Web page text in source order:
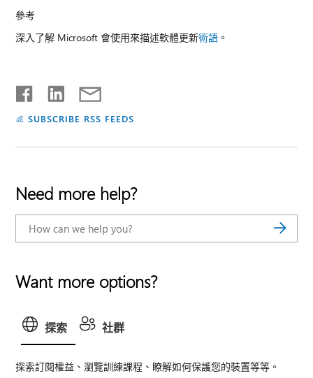
參考
深入了解 Microsoft 會使用來描述軟體更新術語 。
SUBSCRIBE RSS FEEDS
Need more help?
Want more options?
探索 社群
探索訂閱權益、瀏覽訓練課程、瞭解如何保護您的裝置等等。